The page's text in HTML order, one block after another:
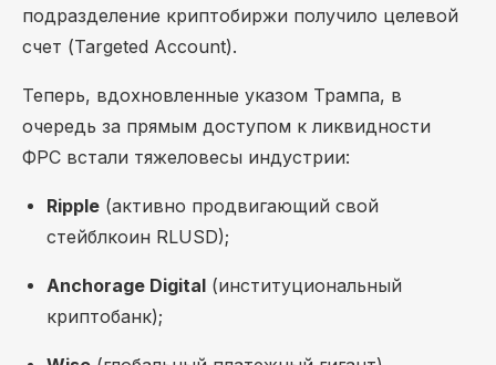
подразделение криптобиржи получило целевой
счет (Targeted Account).
Теперь, вдохновленные указом Трампа, в
очередь за прямым доступом к ликвидности
ФРС встали тяжеловесы индустрии:
Ripple (активно продвигающий свой
стейблкоин RLUSD);
Anchorage Digital (институциональный
криптобанк);